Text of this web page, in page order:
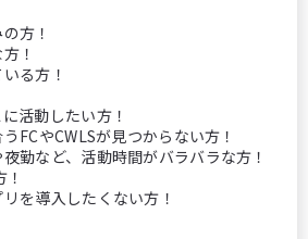
方！
！
る方！
活動したい方！
FCやCWLSが見つからない方！
勤など、活動時間がバラバラな方！
を導入したくない方！